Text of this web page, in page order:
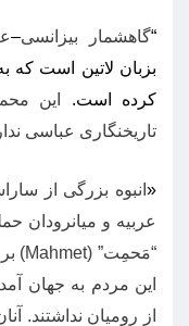
“گاهشمار بیزانسی–
بزبان لاتین است که
کرده است.
این
تاریخنگاری عباسی
« انبوه بزرگی از
عربیه و میانرودان
“مَحمِت” (Mahmet)
این مردم به جهان
از رومیان نداشتند.